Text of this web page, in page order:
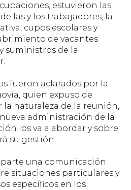
estuvieron las
las y los trabajadores, la
cupos escolares y
de vacantes
suministros de la
fueron aclarados por la
quien expuso de
naturaleza de la reunión,
administración de la
los va a abordar y sobre
su gestión.
parte una comunicación
situaciones particulares y
específicos en los